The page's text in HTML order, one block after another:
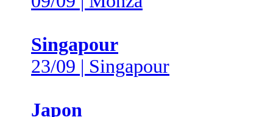
Singapour
23/09 | Singapour
Japon